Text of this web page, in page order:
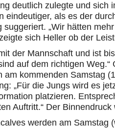
deutlich zulegte und sich
eindeutiger, als es der
„Wir hätten
sich Heller ob der
der Mannschaft und ist
auf dem richtigen
am kommenden Samstag
„Für die Jungs wird es
platzieren.
Auftritt.“ Der
werden am Samstag